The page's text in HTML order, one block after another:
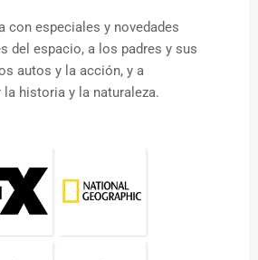
con especiales y novedades
del espacio, a los padres y sus
autos y la acción, y a
historia y la naturaleza.